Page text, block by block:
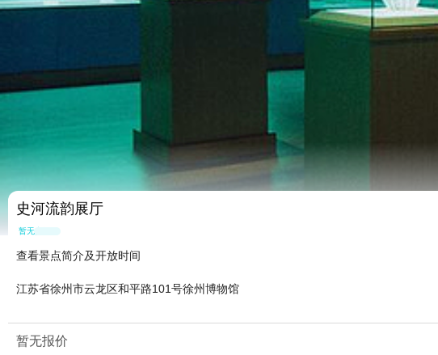
史河流韵展厅
暂无点评
查看景点简介及开放时间
江苏省徐州市云龙区和平路101号徐州博物馆
暂无报价